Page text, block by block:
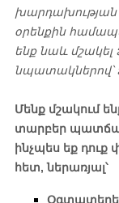
խարդախության
օրենքին
ենք նաև մշակել
նպատակներով՝
Մենք մշակում
տարբեր
ինչպես եք դուք
հետ, ներառյալ՝